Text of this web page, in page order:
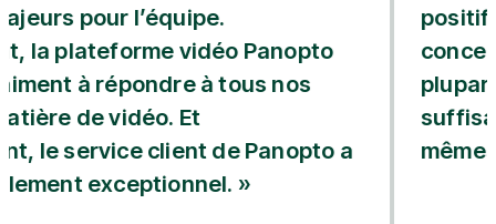
l’équipe.
vidéo Panopto
à tous nos
vidéo. Et
client de Panopto a
»
positifs de la
concernant la
plupart des
suffisamment
mêmes. »